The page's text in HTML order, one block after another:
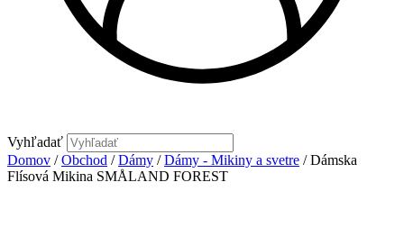
Vyhľadať
Domov /Obchod /Dámy /Dámy - Mikiny a svetre / Dámska
Flísová Mikina SMÅLAND FOREST